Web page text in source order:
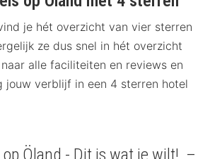
je hét overzicht van vier sterren
ze dus snel in hét overzicht
alle faciliteiten en reviews en
jouw verblijf in een 4 sterren hotel
Öland - Dit is wat je wilt! –